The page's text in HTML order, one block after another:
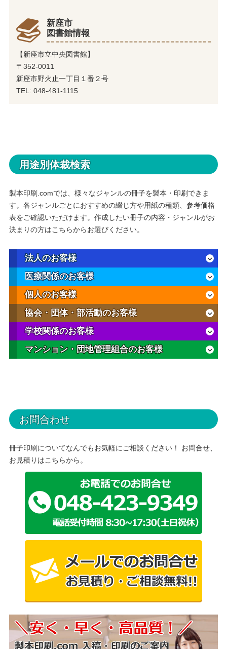
新座市
図書館情報
【新座市立中央図書館】
〒352-0011
新座市野火止一丁目１番２号
TEL: 048-481-1115
用途別体裁検索
製本印刷.comでは、様々なジャンルの冊子を製本・印刷できま
す。各ジャンルごとにおすすめの綴じ方や用紙の種類、参考価格
表をご確認いただけます。作成したい冊子の内容・ジャンルがお
決まりの方はこちらからお選びください。
法人のお客様
医療関係のお客様
個人のお客様
協会・団体・部活動のお客様
学校関係のお客様
マンション・団地管理組合のお客様
お問合わせ
冊子印刷についてなんでもお気軽にご相談ください！ お問合せ、
お見積りはこちらから。